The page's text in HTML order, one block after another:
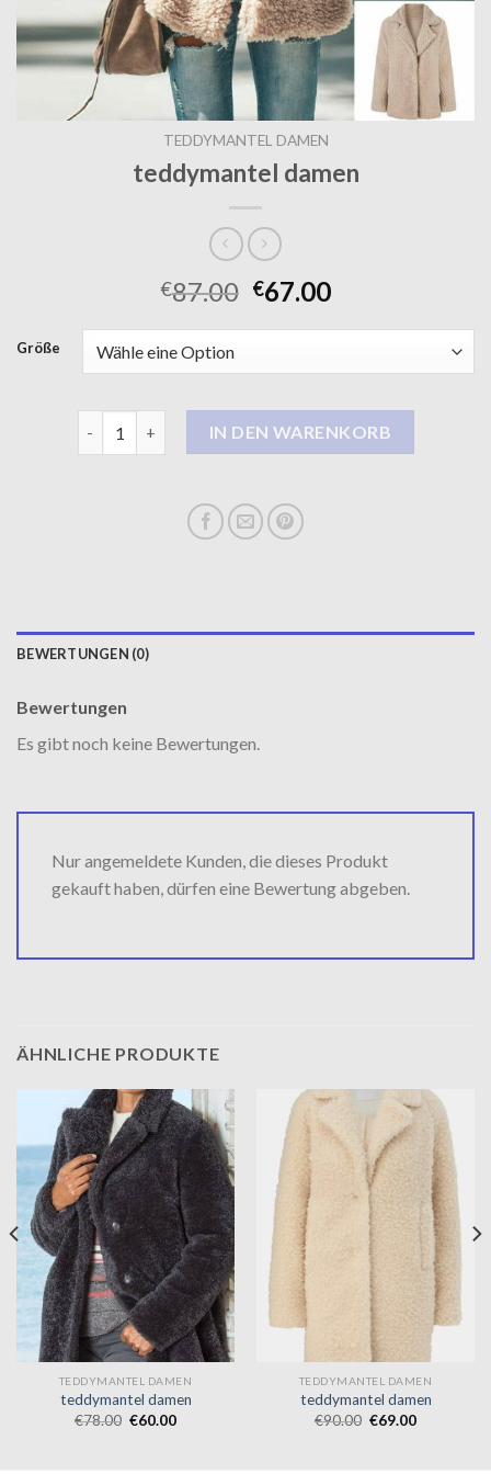
TEDDYMANTEL DAMEN
teddymantel damen
€87.00 €67.00
Größe
teddymantel damen MengeIN DEN WARENKORB
BEWERTUNGEN (0)
Bewertungen
Es gibt noch keine Bewertungen.
Nur angemeldete Kunden, die dieses Produkt
gekauft haben, dürfen eine Bewertung abgeben.
ÄHNLICHE PRODUKTE
TEDDYMANTEL DAMEN
teddymantel damen
€78.00 €60.00
TEDDYMANTEL DAMEN
teddymantel damen
€90.00 €69.00